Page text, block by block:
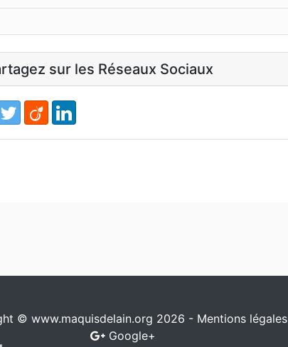
sur les Réseaux Sociaux
© www.maquisdelain.org 2026 - Mentions légales
Google+